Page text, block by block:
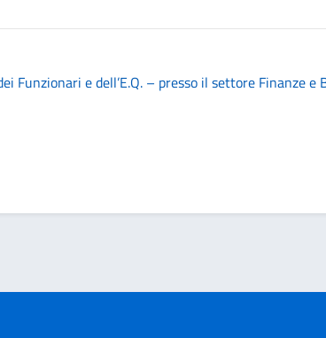
e dell’E.Q. – presso il settore Finanze e